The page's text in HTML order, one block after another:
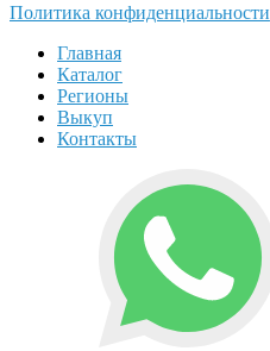
Политика конфиденциальности
Главная
Каталог
Регионы
Выкуп
Контакты